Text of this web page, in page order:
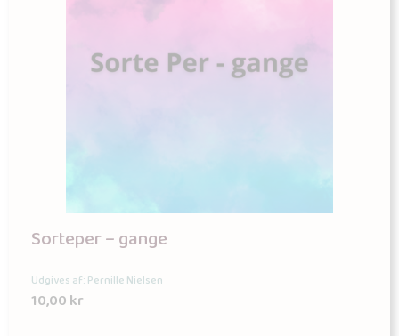
Sorteper – gange
Udgives af: Pernille Nielsen
10,00kr